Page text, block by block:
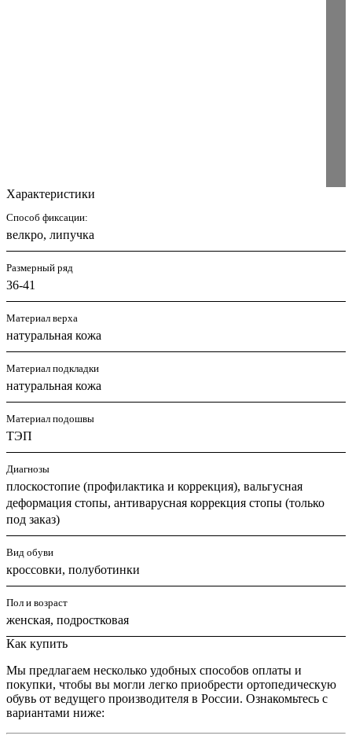
Характеристики
Способ фиксации:
велкро, липучка
Размерный ряд
36-41
Материал верха
натуральная кожа
Материал подкладки
натуральная кожа
Материал подошвы
ТЭП
Диагнозы
плоскостопие (профилактика и коррекция), вальгусная
деформация стопы, антиварусная коррекция стопы (только
под заказ)
Вид обуви
кроссовки, полуботинки
Пол и возраст
женская, подростковая
Как купить
Мы предлагаем несколько удобных способов оплаты и
покупки, чтобы вы могли легко приобрести ортопедическую
обувь от ведущего производителя в России. Ознакомьтесь с
вариантами ниже: